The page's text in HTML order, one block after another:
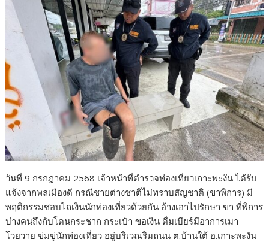
วันที่ 9 กรกฎาคม 2568 เจ้าหน้าที่ตำรวจท่องเที่ยวเกาะพะงัน ได้รับ
แจ้งจากพลเมืองดี กรณีชายต่างชาติไม่ทราบสัญชาติ (ขาพิการ) มี
พฤติกรรมชอบไถเงินนักท่องเที่ยวด้วยกัน อ้างเอาไปรักษา ขา ที่พิการ
บ่างคนถึงกับโดนกระชาก กระเป๋า ขอเงิน ดื่มเบียร์มีอาการเมา
โวยวาย ข่มขู่นักท่องเที่ยว อยู่บริเวณริมถนน ต.บ้านใต้ อ.เกาะพะงัน